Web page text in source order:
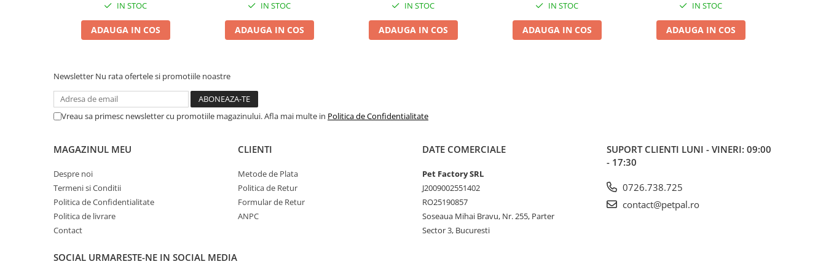
Suplimente Nutritive
Delicii Păsări
Așternut Igienic Păsări
Hrană Rozătoare
Fân Rozătoare
Delicii Rozătoare
IN STOC
ADAUGA IN COS
IN STOC
ADAUGA IN COS
IN STOC
ADAUGA IN COS
IN STOC
ADAUGA IN COS
IN STOC
ADAUGA IN COS
Newsletter Nu rata ofertele si promotiile noastre
Vreau sa primesc newsletter cu promotiile magazinului. Afla mai multe in Politica de Confidentialitate
MAGAZINUL MEU
Despre noi
Termeni si Conditii
Politica de Confidentialitate
Politica de livrare
Contact
CLIENTI
Metode de Plata
Politica de Retur
Formular de Retur
ANPC
DATE COMERCIALE
Pet Factory SRL
J2009002551402
RO25190857
Soseaua Mihai Bravu, Nr. 255, Parter
Sector 3, Bucuresti
SUPORT CLIENTI LUNI - VINERI: 09:00
- 17:30
0726.738.725
contact@petpal.ro
SOCIAL URMARESTE-NE IN SOCIAL MEDIA